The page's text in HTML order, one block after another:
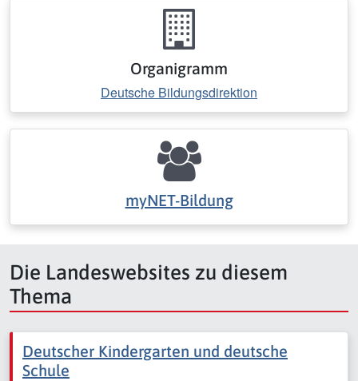
Organigramm
Deutsche Bildungsdirektion
myNET-Bildung
Die Landeswebsites zu diesem
Thema
Deutscher Kindergarten und deutsche
Schule